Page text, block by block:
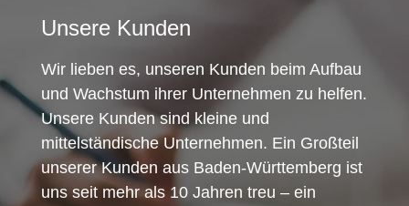
Unsere Kunden
Wir lieben es, unseren Kunden beim Aufbau
und Wachstum ihrer Unternehmen zu helfen.
Unsere Kunden sind kleine und
mittelständische Unternehmen. Ein Großteil
unserer Kunden aus Baden-Württemberg ist
uns seit mehr als 10 Jahren treu – ein